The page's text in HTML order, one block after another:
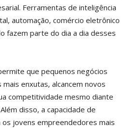
Ferramentas de inteligência
automação, comércio eletrônico
fazem parte do dia a dia desses
que pequenos negócios
enxutas, alcancem novos
competitividade mesmo diante
disso, a capacidade de
jovens empreendedores mais